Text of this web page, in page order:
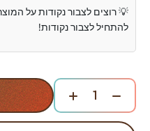
💡 רוצים לצבור נקודות על
להתחיל לצבור נקודות!